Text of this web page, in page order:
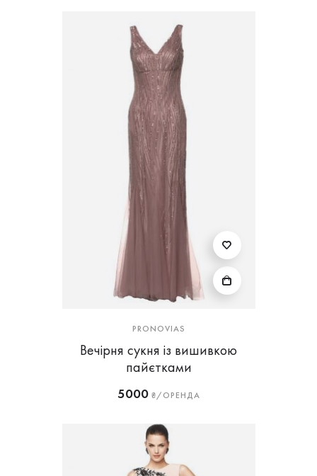
PRONOVIAS
Вечірня сукня із вишивкою
пайєтками
5000₴/ОРЕНДА